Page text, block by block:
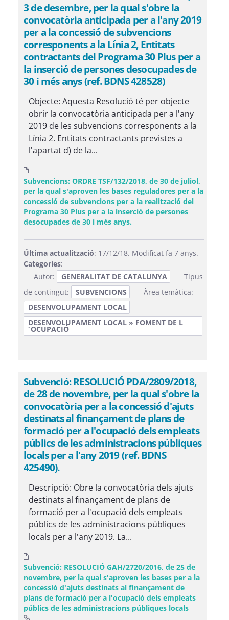
3 de desembre, per la qual s'obre la
convocatòria anticipada per a l'any 2019
per a la concessió de subvencions
corresponents a la Línia 2, Entitats
contractants del Programa 30 Plus per a
la inserció de persones desocupades de
30 i més anys (ref. BDNS 428528)
Objecte: Aquesta Resolució té per objecte
obrir la convocatòria anticipada per a l'any
2019 de les subvencions corresponents a la
Línia 2. Entitats contractants previstes a
l'apartat d) de la...
Subvencions: ORDRE TSF/132/2018, de 30 de juliol,
per la qual s'aproven les bases reguladores per a la
concessió de subvencions per a la realització del
Programa 30 Plus per a la inserció de persones
desocupades de 30 i més anys.
Última actualització: 17/12/18. Modificat fa 7 anys.
Categories:
Autor:
GENERALITAT DE CATALUNYA
Tipus
de contingut:
SUBVENCIONS
Àrea temàtica:
DESENVOLUPAMENT LOCAL
DESENVOLUPAMENT LOCAL » FOMENT DE L
´OCUPACIÓ
Subvenció: RESOLUCIÓ PDA/2809/2018,
de 28 de novembre, per la qual s'obre la
convocatòria per a la concessió d'ajuts
destinats al finançament de plans de
formació per a l'ocupació dels empleats
públics de les administracions públiques
locals per a l'any 2019 (ref. BDNS
425490).
Descripció: Obre la convocatòria dels ajuts
destinats al finançament de plans de
formació per a l'ocupació dels empleats
públics de les administracions públiques
locals per a l'any 2019. La...
Subvenció: RESOLUCIÓ GAH/2720/2016, de 25 de
novembre, per la qual s'aproven les bases per a la
concessió d'ajuts destinats al finançament de
plans de formació per a l'ocupació dels empleats
públics de les administracions públiques locals